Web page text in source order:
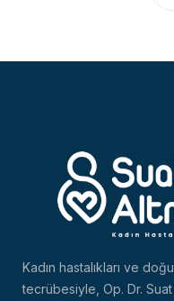
Kadın hastalıkları ve
tecrübesiyle, Op. Dr.